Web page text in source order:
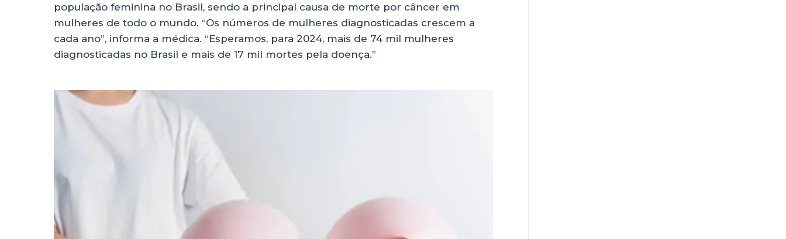
população feminina no Brasil, sendo a principal causa de morte por câncer em
mulheres de todo o mundo. “Os números de mulheres diagnosticadas crescem a
cada ano”, informa a médica. “Esperamos, para 2024, mais de 74 mil mulheres
diagnosticadas no Brasil e mais de 17 mil mortes pela doença.”